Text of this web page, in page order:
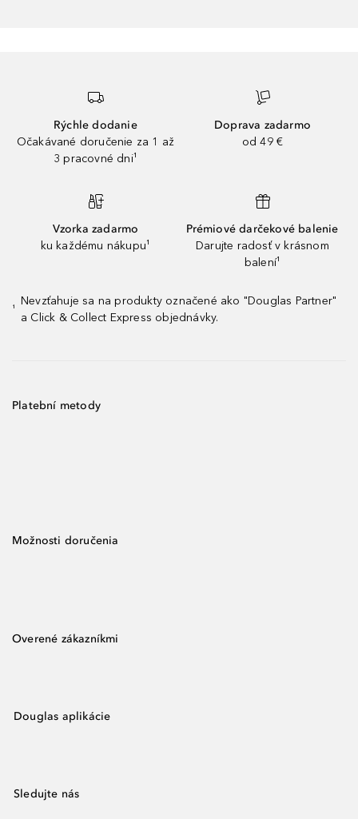
Rýchle dodanie
Očakávané doručenie za 1 až
3 pracovné dni¹
Doprava zadarmo
od 49 €
Vzorka zadarmo
ku každému nákupu¹
Prémiové darčekové balenie
Darujte radosť v krásnom
balení¹
¹
Nevzťahuje sa na produkty označené ako "Douglas Partner"
a Click & Collect Express objednávky.
Platební metody
Možnosti doručenia
Overené zákazníkmi
Douglas aplikácie
Sledujte nás